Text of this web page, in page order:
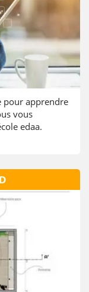
pour apprendre
vous
edaa.